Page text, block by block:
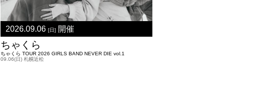
2026.09.06 [日] 開催
ちゃくら
ちゃくら TOUR 2026 GIRLS BAND NEVER DIE vol.1
09.06(日) 札幌近松